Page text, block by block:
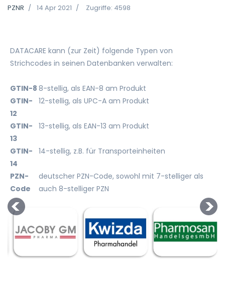
PZNR 14 Apr 2021 Zugriffe: 4598
DATACARE kann (zur Zeit) folgende Typen von
Strichcodes in seinen Datenbanken verwalten:
GTIN-8 8-stellig, als EAN-8 am Produkt
GTIN-
12
12-stellig, als UPC-A am Produkt
GTIN-
13
13-stellig, als EAN-13 am Produkt
GTIN-
14
14-stellig, z.B. für Transporteinheiten
PZN-
Code
deutscher PZN-Code, sowohl mit 7-stelliger als
auch 8-stelliger PZN